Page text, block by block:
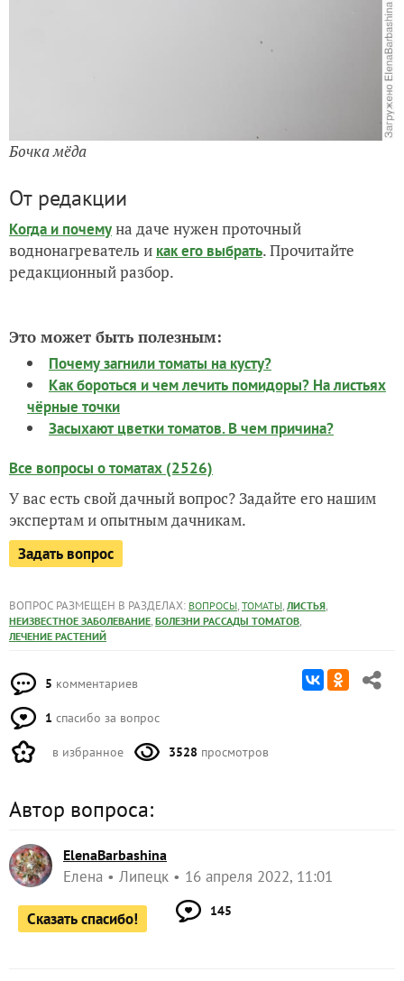
Бочка мёда
От редакции
Когда и почемуна даче нужен проточный
воднонагреватель и как его выбрать. Прочитайте
редакционный разбор.
Это может быть полезным:
Почему загнили томаты на кусту?
Как бороться и чем лечить помидоры? На листьях
чёрные точки
Засыхают цветки томатов. В чем причина?
Все вопросы о томатах (2526)
У вас есть свой дачный вопрос? Задайте его нашим
экспертам и опытным дачникам.
Задать вопрос
ВОПРОС РАЗМЕЩЕН В РАЗДЕЛАХ: ВОПРОСЫ, ТОМАТЫ, ЛИСТЬЯ,
НЕИЗВЕСТНОЕ ЗАБОЛЕВАНИЕ, БОЛЕЗНИ РАССАДЫ ТОМАТОВ,
ЛЕЧЕНИЕ РАСТЕНИЙ
5 комментариев
1 спасибо за вопрос
в избранное 3528 просмотров
Автор вопроса:
ElenaBarbashina
Елена Липецк 16 апреля 2022, 11:01
Сказать спасибо! 145